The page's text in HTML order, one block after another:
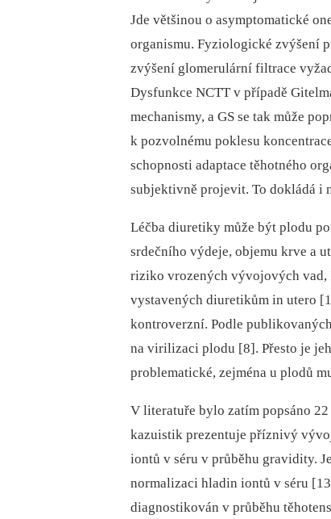
Jde většinou o asymptomatické
organismu. Fyziologické zvýšení
zvýšení glomerulární filtrace
Dysfunkce NCTT v případě
mechanismy, a GS se tak může
k pozvolnému poklesu
schopnosti adaptace těhotného
subjektivně projevit. To dokládá i
Léčba diuretiky může být plodu
srdečního výdeje, objemu krve a
riziko vrozených vývojových vad,
vystavených diuretikům in utero
kontroverzní. Podle
na virilizaci plodu [8]. Přesto je
problematické, zejména u plodů
V literatuře bylo zatím popsáno
kazuistik prezentuje příznivý
iontů v séru v průběhu gravidity.
normalizaci hladin iontů v séru
diagnostikován v průběhu